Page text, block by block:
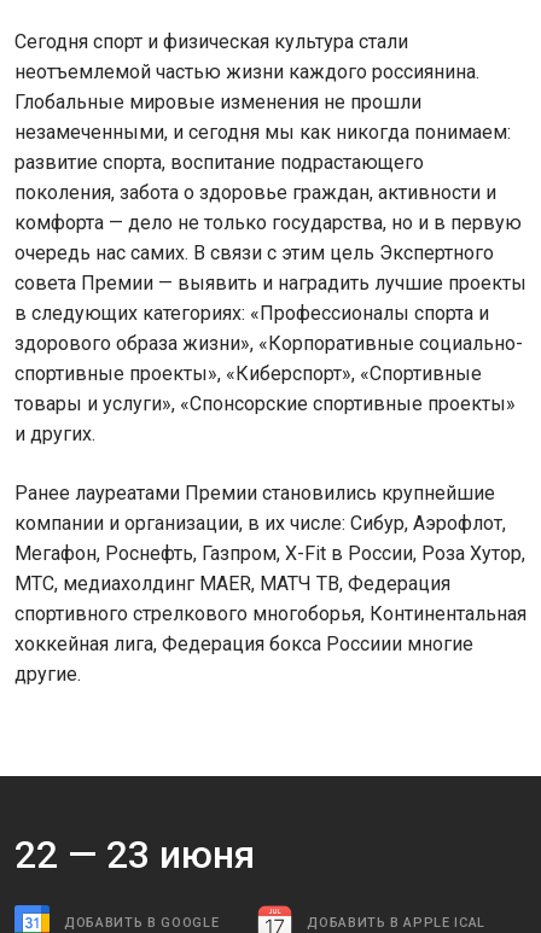
Сегодня спорт и физическая культура стали
неотъемлемой частью жизни каждого россиянина.
Глобальные мировые изменения не прошли
незамеченными, и сегодня мы как никогда понимаем:
развитие спорта, воспитание подрастающего
поколения, забота о здоровье граждан, активности и
комфорта — дело не только государства, но и в первую
очередь нас самих. В связи с этим цель Экспертного
совета Премии — выявить и наградить лучшие проекты
в следующих категориях: «Профессионалы спорта и
здорового образа жизни», «Корпоративные социально-
спортивные проекты», «Киберспорт», «Спортивные
товары и услуги», «Спонсорские спортивные проекты»
и других.
Ранее лауреатами Премии становились крупнейшие
компании и организации, в их числе: Сибур, Аэрофлот,
Мегафон, Роснефть, Газпром, X-Fit в России, Роза Хутор,
МТС, медиахолдинг MAER, МАТЧ ТВ, Федерация
спортивного стрелкового многоборья, Континентальная
хоккейная лига, Федерация бокса Россиии многие
другие.
22 — 23 июня
ДОБАВИТЬ В GOOGLE ДОБАВИТЬ В APPLE ICAL